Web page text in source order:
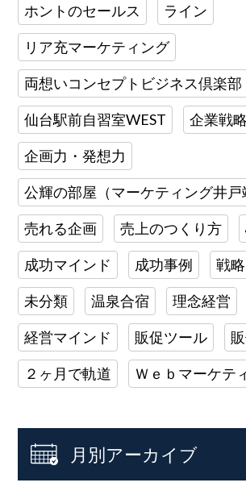
ホントのセールス ライン
リア充マーケティング
両想いコンセプトビジネス倶楽部
仙台駅前自習室WEST 企業戦略
企画力・発想力
公輝の部屋（マーケティング井戸
売れる企画 売上のつくり方
成功マインド 成功事例 戦
未分類 温泉合宿 理念経営
経営マインド 販促ツール
２ヶ月で軌道 Ｗｅｂマーケテ
月別アーカイブ